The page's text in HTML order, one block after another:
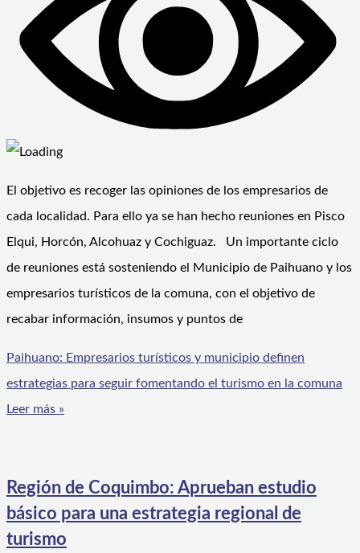
El objetivo es recoger las opiniones de los empresarios de
cada localidad. Para ello ya se han hecho reuniones en Pisco
Elqui, Horcón, Alcohuaz y Cochiguaz. Un importante ciclo
de reuniones está sosteniendo el Municipio de Paihuano y los
empresarios turísticos de la comuna, con el objetivo de
recabar información, insumos y puntos de
Paihuano: Empresarios turísticos y municipio definen
estrategias para seguir fomentando el turismo en la comuna
Leer más »
Región de Coquimbo: Aprueban estudio
básico para una estrategia regional de
turismo